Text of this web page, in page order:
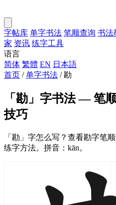
字帖库 单字书法 笔顺查询 书法
家 资讯 练字工具
语言
简体 繁體 EN 日本語
首页 / 单字书法 / 勘
「勘」字书法 — 笔
技巧
「勘」字怎么写？查看勘字笔
练字方法。拼音：kān。